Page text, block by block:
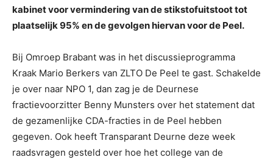
kabinet voor vermindering van de stikstofuitstoot tot
plaatselijk 95% en de gevolgen hiervan voor de Peel.
Bij Omroep Brabant was in het discussieprogramma
Kraak Mario Berkers van ZLTO De Peel te gast. Schakelde
je over naar NPO 1, dan zag je de Deurnese
fractievoorzitter Benny Munsters over het statement dat
de gezamenlijke CDA-fracties in de Peel hebben
gegeven. Ook heeft Transparant Deurne deze week
raadsvragen gesteld over hoe het college van de